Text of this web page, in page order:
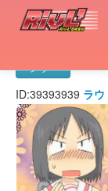
ラウ
ID:39393939 ラウ